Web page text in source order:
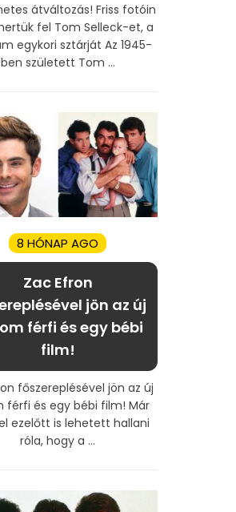
átváltozás! Friss fotóin
fel Tom Selleck-et, a
egykori sztárját Az 1945-
ben született Tom ...
8 HÓNAP AGO
Zac Efron
jön az új
férfi és egy bébi
film!
főszereplésével jön az új
férfi és egy bébi film! Már
ezelőtt is lehetett hallani
róla, hogy a ...